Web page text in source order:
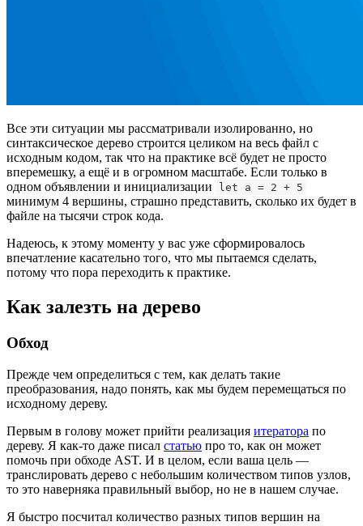
Все эти ситуации мы рассматривали изолированно, но
синтаксическое дерево строится целиком на весь файл с
исходным кодом, так что на практике всё будет не просто
вперемешку, а ещё и в огромном масштабе. Если только в
одном объявлении и инициализации
let a = 2 + 5
минимум 4 вершины, страшно представить, сколько их будет в
файле на тысячи строк кода.
Надеюсь, к этому моменту у вас уже сформировалось
впечатление касательно того, что мы пытаемся сделать,
потому что пора переходить к практике.
Как залезть на дерево
Обход
Прежде чем определиться с тем, как делать такие
преобразования, надо понять, как мы будем перемещаться по
исходному дереву.
Первым в голову может прийти реализация итератора по
дереву. Я как-то даже писал статью про то, как он может
помочь при обходе AST. И в целом, если ваша цель —
транслировать дерево с небольшим количеством типов узлов,
то это наверняка правильный выбор, но не в нашем случае.
Я быстро посчитал количество разных типов вершин на